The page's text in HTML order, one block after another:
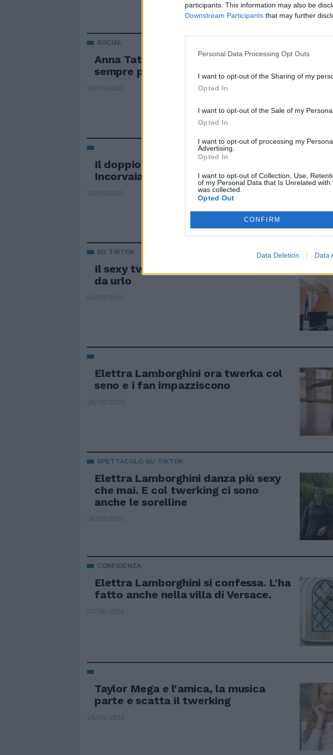
participants. This information may also be
Downstream Participants that may further
Personal Data Processing Opt Outs
I want to opt-out of the Sharing of my
Opted In
I want to opt-out of the Sale of my
Opted In
I want to opt-out of processing my
Advertising.
Opted In
I want to opt-out of Collection, Use,
of my Personal Data that Is Unrelated
was collected.
Opted Out
CONFIRM
Data Deletion Data
SOCIAL
Anna Tatangelo, i suoi balletti sono
sempre più sexy
18/07/2020
Il doppio twerking sexy delle sorelle
Incorvaia è da infarto
13/07/2020
SU TIKTOK
Il sexy twerking di Anna Tatangelo è
da urlo
03/07/2020
Elettra Lamborghini ora twerka col
seno e i fan impazziscono
26/06/2020
SPETTACOLO SU TIKTOK
Elettra Lamborghini danza più sexy
che mai. E col twerking ci sono
anche le sorelline
08/06/2020
CONFIDENZA
Elettra Lamborghini si confessa. L'ha
fatto anche nella villa di Versace.
07/06/2020
Taylor Mega e l'amica, la musica
parte e scatta il twerking
29/05/2020